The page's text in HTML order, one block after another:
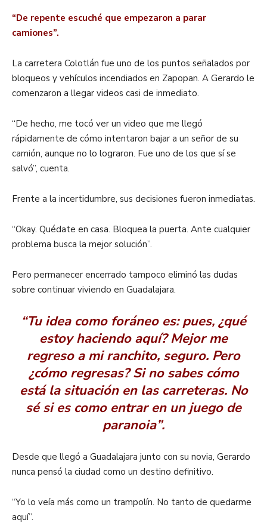
“De repente escuché que empezaron a parar
camiones”.
La carretera Colotlán fue uno de los puntos señalados por
bloqueos y vehículos incendiados en Zapopan. A Gerardo le
comenzaron a llegar videos casi de inmediato.
“De hecho, me tocó ver un video que me llegó
rápidamente de cómo intentaron bajar a un señor de su
camión, aunque no lo lograron. Fue uno de los que sí se
salvó”, cuenta.
Frente a la incertidumbre, sus decisiones fueron inmediatas.
“Okay. Quédate en casa. Bloquea la puerta. Ante cualquier
problema busca la mejor solución”.
Pero permanecer encerrado tampoco eliminó las dudas
sobre continuar viviendo en Guadalajara.
“Tu idea como foráneo es: pues, ¿qué
estoy haciendo aquí? Mejor me
regreso a mi ranchito, seguro. Pero
¿cómo regresas? Si no sabes cómo
está la situación en las carreteras. No
sé si es como entrar en un juego de
paranoia”.
Desde que llegó a Guadalajara junto con su novia, Gerardo
nunca pensó la ciudad como un destino definitivo.
“Yo lo veía más como un trampolín. No tanto de quedarme
aquí”.